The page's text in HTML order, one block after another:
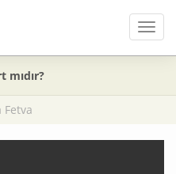
Menü
mıdır?
Fetva